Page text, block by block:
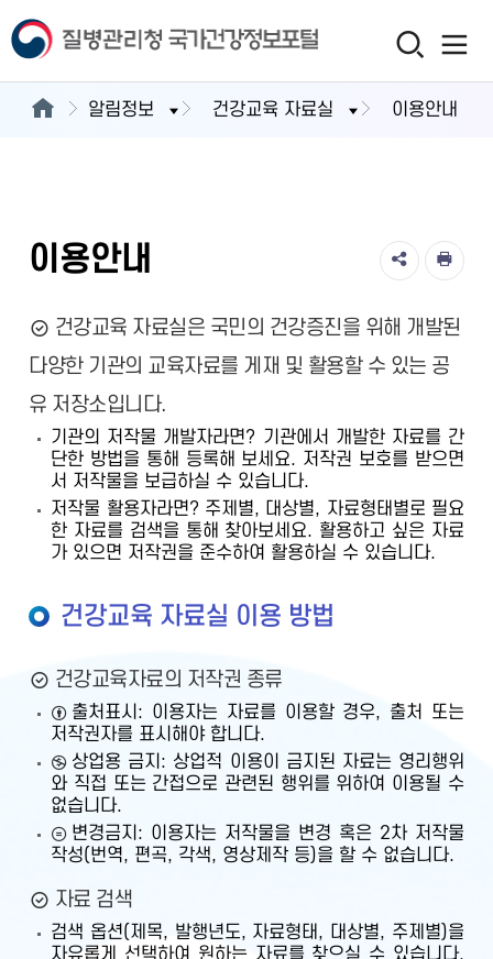
알림정보 건강교육 자료실 이용안내
이용안내
건강교육 자료실은 국민의 건강증진을 위해 개발된
다양한 기관의 교육자료를 게재 및 활용할 수 있는 공
유 저장소입니다.
기관의 저작물 개발자라면? 기관에서 개발한 자료를 간
단한 방법을 통해 등록해 보세요. 저작권 보호를 받으면
서 저작물을 보급하실 수 있습니다.
저작물 활용자라면? 주제별, 대상별, 자료형태별로 필요
한 자료를 검색을 통해 찾아보세요. 활용하고 싶은 자료
가 있으면 저작권을 준수하여 활용하실 수 있습니다.
건강교육 자료실 이용 방법
건강교육자료의 저작권 종류
출처표시: 이용자는 자료를 이용할 경우, 출처 또는
저작권자를 표시해야 합니다.
상업용 금지: 상업적 이용이 금지된 자료는 영리행위
와 직접 또는 간접으로 관련된 행위를 위하여 이용될 수
없습니다.
변경금지: 이용자는 저작물을 변경 혹은 2차 저작물
작성(번역, 편곡, 각색, 영상제작 등)을 할 수 없습니다.
자료 검색
검색 옵션(제목, 발행년도, 자료형태, 대상별, 주제별)을
자유롭게 선택하여 원하는 자료를 찾으실 수 있습니다.